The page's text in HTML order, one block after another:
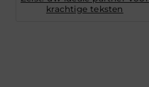
krachtige teksten